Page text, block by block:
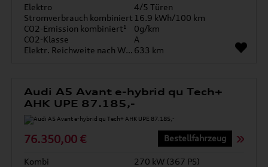
Elektro
4/5 Türen
Stromverbrauch kombiniert 16.9 kWh/100 km
CO2-Emission kombiniert¹
0g/km
CO2-Klasse
A
Elektr. Reichweite nach WLTP* 633 km
Audi A5 Avant e-hybrid qu Tech+
AHK UPE 87.185,-
76.350,00 € Bestellfahrzeug
Kombi
270 kW (367 PS)